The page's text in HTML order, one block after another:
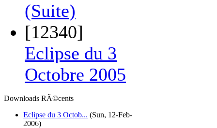
(Suite)
[12340]
Eclipse du 3
Octobre 2005
Downloads RÃ©cents
Eclipse du 3 Octob... (Sun, 12-Feb-
2006)